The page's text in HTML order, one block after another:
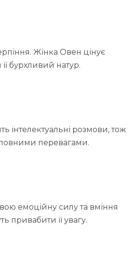
Жінка Овен цінує
бурхливий натур.
інтелектуальні розмови, тож
перевагами.
емоційну силу та вміння
привабити її увагу.